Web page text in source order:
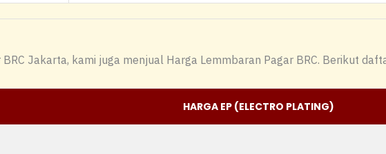
Jakarta, kami juga menjual Harga Lemmbaran Pagar BRC. Berikut
HARGA EP (ELECTRO PLATING)